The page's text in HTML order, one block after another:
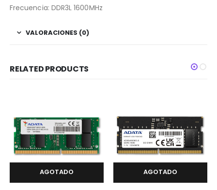
Frecuencia: DDR3L 1600MHz
VALORACIONES (0)
RELATED PRODUCTS
AGOTADO AGOTADO